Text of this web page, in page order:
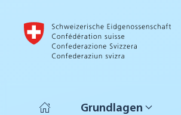
Skip to main content
Grundlagen